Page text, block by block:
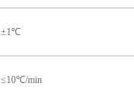
±1℃
≤10℃/min